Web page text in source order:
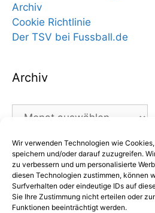
Wir verwenden Technologien wie
speichern und/oder darauf zuzugreifen.
zu verbessern und um personalisierte
diesen Technologien zustimmen, können
Surfverhalten oder eindeutige IDs auf
Sie Ihre Zustimmung nicht erteilen oder
Funktionen beeinträchtigt werden.
Archiv
Cookie Richtlinie
Der TSV bei Fussball.de
Archiv
Archiv
Kategorien
Kategorien